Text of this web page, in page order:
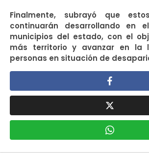
Finalmente, subrayó que
continuarán desarrollando en
municipios del estado, con el
más territorio y avanzar en la
personas en situación de